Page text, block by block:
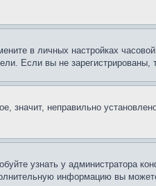
в личных настройках
Если вы не
значит, неправильно
узнать у администратора
информацию вы